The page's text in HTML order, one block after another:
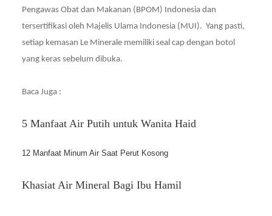
Pengawas Obat dan Makanan (BPOM) Indonesia dan
tersertifikasi oleh Majelis Ulama Indonesia (MUI). Yang pasti,
setiap kemasan Le Minerale memiliki seal cap dengan botol
yang keras sebelum dibuka.
Baca Juga :
5 Manfaat Air Putih untuk Wanita Haid
12 Manfaat Minum Air Saat Perut Kosong
Khasiat Air Mineral Bagi Ibu Hamil